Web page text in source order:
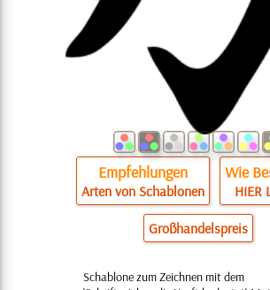
Empfehlungen
Arten von Schablonen
Wie
HIER
Großhandelspreis
Schablone zum Zeichnen mit dem